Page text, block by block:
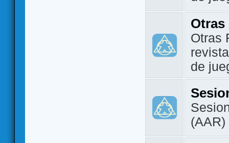
Otras
Otras
de
(AAR)